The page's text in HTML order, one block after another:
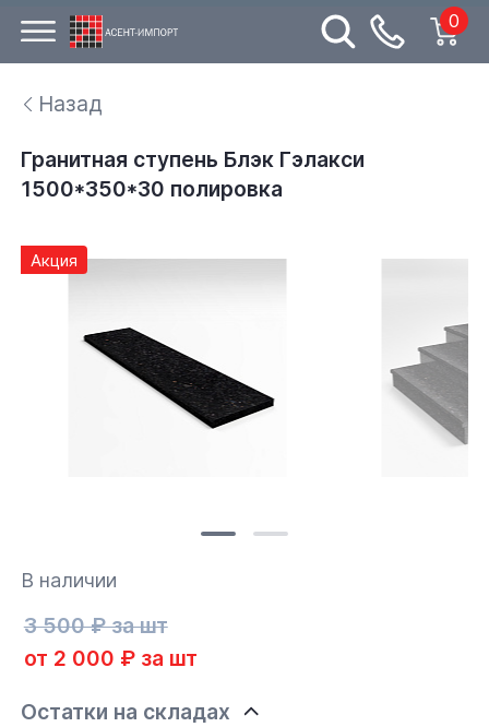
0
Назад
Гранитная ступень Блэк Гэлакси
1500*350*30 полировка
Акция
В наличии
3 500 ₽ за шт
от 2 000 ₽ за шт
Остатки на складах